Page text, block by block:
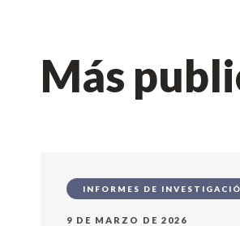
Más
INFORMES DE
9 DE MARZO DE 2026